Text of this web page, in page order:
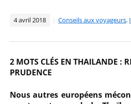
4 avril 2018 Conseils aux voyageurs,
2 MOTS CLÉS EN THAILANDE :
PRUDENCE
Nous autres européens